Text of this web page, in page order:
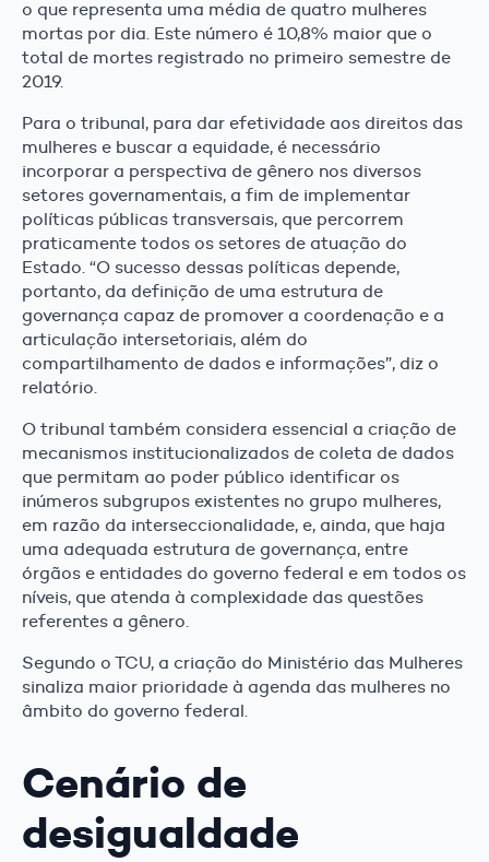
o que representa uma média de quatro mulheres
mortas por dia. Este número é 10,8% maior que o
total de mortes registrado no primeiro semestre de
2019.
Para o tribunal, para dar efetividade aos direitos das
mulheres e buscar a equidade, é necessário
incorporar a perspectiva de gênero nos diversos
setores governamentais, a fim de implementar
políticas públicas transversais, que percorrem
praticamente todos os setores de atuação do
Estado. “O sucesso dessas políticas depende,
portanto, da definição de uma estrutura de
governança capaz de promover a coordenação e a
articulação intersetoriais, além do
compartilhamento de dados e informações”, diz o
relatório.
O tribunal também considera essencial a criação de
mecanismos institucionalizados de coleta de dados
que permitam ao poder público identificar os
inúmeros subgrupos existentes no grupo mulheres,
em razão da interseccionalidade, e, ainda, que haja
uma adequada estrutura de governança, entre
órgãos e entidades do governo federal e em todos os
níveis, que atenda à complexidade das questões
referentes a gênero.
Segundo o TCU, a criação do Ministério das Mulheres
sinaliza maior prioridade à agenda das mulheres no
âmbito do governo federal.
Cenário de
desigualdade